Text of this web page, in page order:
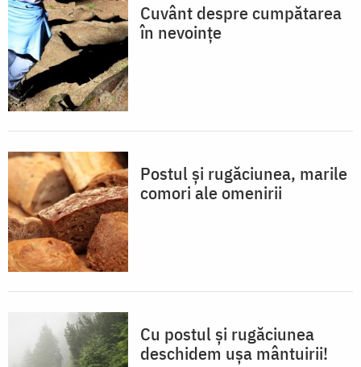
Cuvânt despre cumpătarea
în nevoințe
Postul și rugăciunea, marile
comori ale omenirii
Cu postul și rugăciunea
deschidem ușa mântuirii!